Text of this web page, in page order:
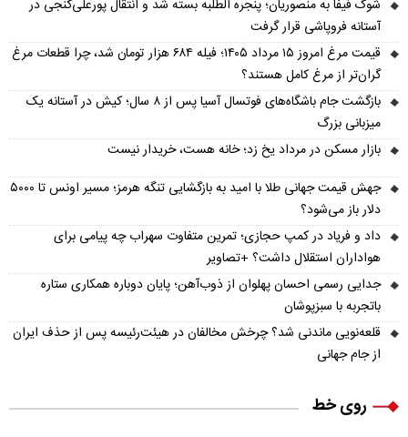
شوک فیفا به منصوریان؛ پنجره الطلبه بسته شد و انتقال پورعلی‌گنجی در
آستانه فروپاشی قرار گرفت
قیمت مرغ امروز ۱۵ مرداد ۱۴۰۵؛ فیله ۶۸۴ هزار تومان شد، چرا قطعات مرغ
گران‌تر از مرغ کامل هستند؟
بازگشت جام باشگاه‌های فوتسال آسیا پس از ۸ سال؛ کیش در آستانه یک
میزبانی بزرگ
بازار مسکن در مرداد یخ زد؛ خانه هست، خریدار نیست
جهش قیمت جهانی طلا با امید به بازگشایی تنگه هرمز؛ مسیر اونس تا ۵۰۰۰
دلار باز می‌شود؟
داد و فریاد در کمپ حجازی؛ تمرین متفاوت سهراب چه پیامی برای
هواداران استقلال داشت؟ +تصاویر
جدایی رسمی احسان پهلوان از ذوب‌آهن؛ پایان دوباره همکاری ستاره
باتجربه با سبزپوشان
قلعه‌نویی ماندنی شد؟ چرخش مخالفان در هیئت‌رئیسه پس از حذف ایران
از جام جهانی
روی خط